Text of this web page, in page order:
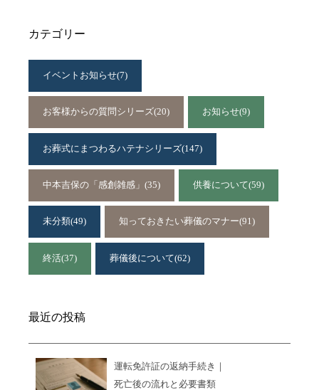
カテゴリー
イベントお知らせ(7)
お客様からの質問シリーズ(20) お知らせ(9)
お葬式にまつわるハテナシリーズ(147)
中本吉保の「感創雑感」 (35) 供養について(59)
未分類(49) 知っておきたい葬儀のマナー(91)
終活(37) 葬儀後について(62)
最近の投稿
運転免許証の返納手続き｜
死亡後の流れと必要書類